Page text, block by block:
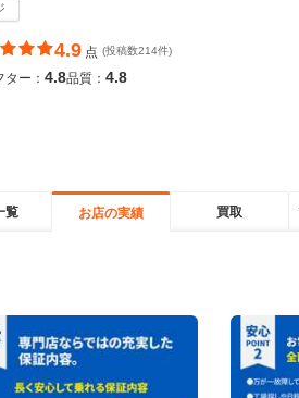
4.9 点 (投稿数214件)
ター： 4.8品質： 4.8
覧 お店の実績 買取